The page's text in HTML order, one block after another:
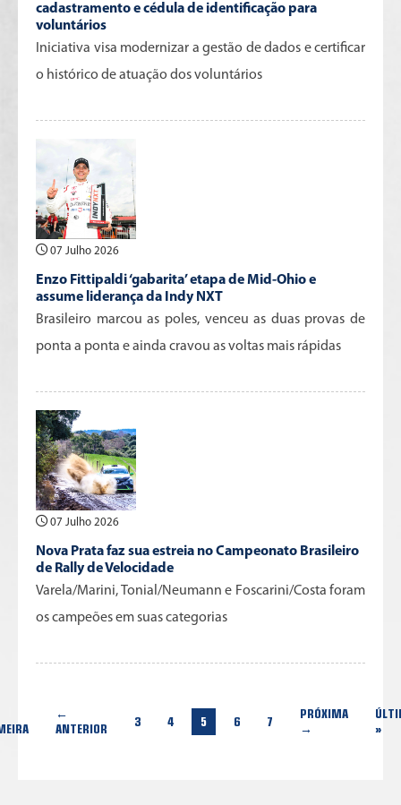
cadastramento e cédula de identificação para
voluntários
Iniciativa visa modernizar a gestão de dados e certificar
o histórico de atuação dos voluntários
07 Julho 2026
Enzo Fittipaldi ‘gabarita’ etapa de Mid-Ohio e
assume liderança da Indy NXT
Brasileiro marcou as poles, venceu as duas provas de
ponta a ponta e ainda cravou as voltas mais rápidas
07 Julho 2026
Nova Prata faz sua estreia no Campeonato Brasileiro
de Rally de Velocidade
Varela/Marini, Tonial/Neumann e Foscarini/Costa foram
os campeões em suas categorias
←
ANTERIOR
3 4 5 6 7
PRÓXIMA
→
»